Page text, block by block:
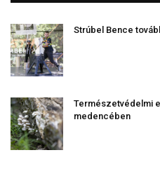
Strúbel Bence
Természetvédelmi
medencében